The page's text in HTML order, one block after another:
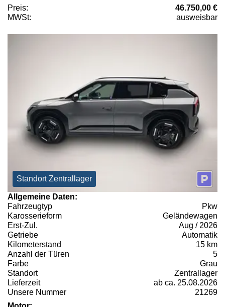
Preis:
46.750,00 €
MWSt:
ausweisbar
Standort Zentrallager
Allgemeine Daten:
Fahrzeugtyp
Pkw
Karosserieform
Geländewagen
Erst-Zul.
Aug / 2026
Getriebe
Automatik
Kilometerstand
15 km
Anzahl der Türen
5
Farbe
Grau
Standort
Zentrallager
Lieferzeit
ab ca. 25.08.2026
Unsere Nummer
21269